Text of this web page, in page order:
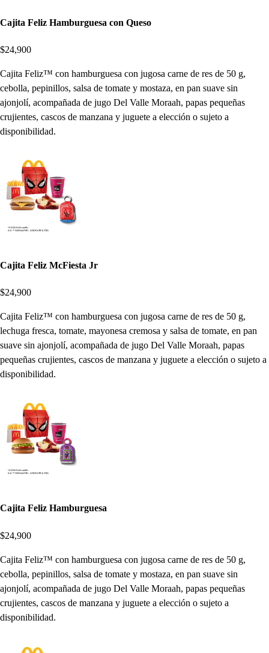
Cajita Feliz Hamburguesa con Queso
$24,900
Cajita Feliz™ con hamburguesa con jugosa carne de res de 50 g,
cebolla, pepinillos, salsa de tomate y mostaza, en pan suave sin
ajonjolí, acompañada de jugo Del Valle Moraah, papas pequeñas
crujientes, cascos de manzana y juguete a elección o sujeto a
disponibilidad.
Cajita Feliz McFiesta Jr
$24,900
Cajita Feliz™ con hamburguesa con jugosa carne de res de 50 g,
lechuga fresca, tomate, mayonesa cremosa y salsa de tomate, en pan
suave sin ajonjolí, acompañada de jugo Del Valle Moraah, papas
pequeñas crujientes, cascos de manzana y juguete a elección o sujeto a
disponibilidad.
Cajita Feliz Hamburguesa
$24,900
Cajita Feliz™ con hamburguesa con jugosa carne de res de 50 g,
cebolla, pepinillos, salsa de tomate y mostaza, en pan suave sin
ajonjolí, acompañada de jugo Del Valle Moraah, papas pequeñas
crujientes, cascos de manzana y juguete a elección o sujeto a
disponibilidad.